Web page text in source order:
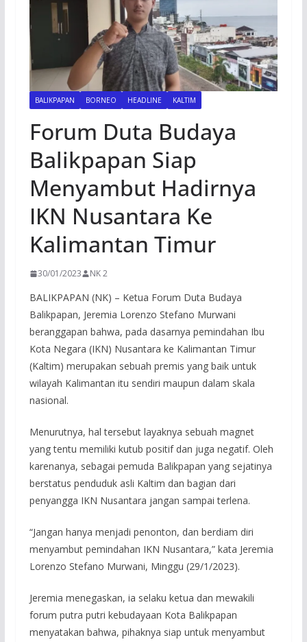
BALIKPAPAN BORNEO HEADLINE KALTIM
Forum Duta Budaya
Balikpapan Siap
Menyambut Hadirnya
IKN Nusantara Ke
Kalimantan Timur
30/01/2023 NK 2
BALIKPAPAN (NK) – Ketua Forum Duta Budaya
Balikpapan, Jeremia Lorenzo Stefano Murwani
beranggapan bahwa, pada dasarnya pemindahan Ibu
Kota Negara (IKN) Nusantara ke Kalimantan Timur
(Kaltim) merupakan sebuah premis yang baik untuk
wilayah Kalimantan itu sendiri maupun dalam skala
nasional.
Menurutnya, hal tersebut layaknya sebuah magnet
yang tentu memiliki kutub positif dan juga negatif. Oleh
karenanya, sebagai pemuda Balikpapan yang sejatinya
berstatus penduduk asli Kaltim dan bagian dari
penyangga IKN Nusantara jangan sampai terlena.
“Jangan hanya menjadi penonton, dan berdiam diri
menyambut pemindahan IKN Nusantara,” kata Jeremia
Lorenzo Stefano Murwani, Minggu (29/1/2023).
Jeremia menegaskan, ia selaku ketua dan mewakili
forum putra putri kebudayaan Kota Balikpapan
menyatakan bahwa, pihaknya siap untuk menyambut